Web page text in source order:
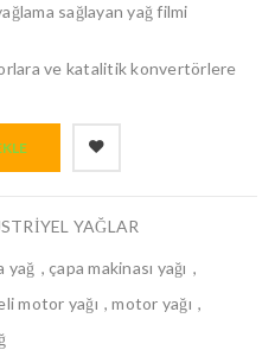
sağlayan yağ filmi
ve katalitik konvertörlere
YAĞLAR
yağ , çapa makinası yağı ,
motor yağı ,motor yağı ,